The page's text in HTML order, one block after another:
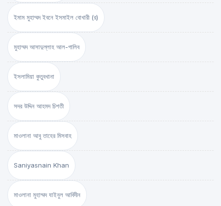
ইমাম মুহাম্মদ ইবনে ইসমাইল বোখারী (র)
মুহাম্মদ আসাদুল্লাহ আল-গালিব
ইসলামিয়া কুতুবখানা
সদর উদ্দিন আহমদ চিশতী
মাওলানা আবু তাহের মিসবাহ
Saniyasnain Khan
মাওলানা মুহাম্মদ যাইনুল আবিদীন